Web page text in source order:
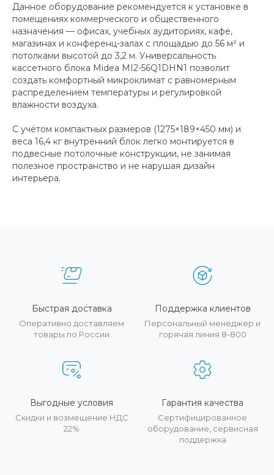
Данное оборудование рекомендуется к установке в
помещениях коммерческого и общественного
назначения — офисах, учебных аудиториях, кафе,
магазинах и конференц-залах с площадью до 56 м² и
потолками высотой до 3,2 м. Универсальность
кассетного блока Midea MI2-56Q1DHN1 позволит
создать комфортный микроклимат с равномерным
распределением температуры и регулировкой
влажности воздуха.
С учётом компактных размеров (1275×189×450 мм) и
веса 16,4 кг внутренний блок легко монтируется в
подвесные потолочные конструкции, не занимая
полезное пространство и не нарушая дизайн
интерьера.
Быстрая доставка
Оперативно доставляем
товары по России
Поддержка клиентов
Персональный менеджер и
горячая линия 8-800
Выгодные условия
Скидки и возмещение НДС
22%
Гарантия качества
Сертифицированное
оборудование, сервисная
поддержка